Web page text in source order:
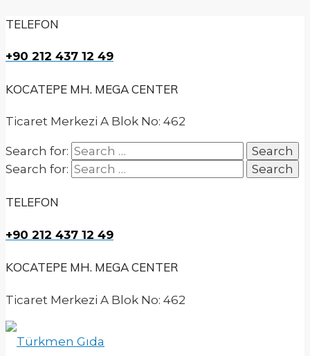
TELEFON
+90 212 437 12 49
KOCATEPE MH. MEGA CENTER
Ticaret Merkezi A Blok No: 462
Search for:
Search for:
TELEFON
+90 212 437 12 49
KOCATEPE MH. MEGA CENTER
Ticaret Merkezi A Blok No: 462